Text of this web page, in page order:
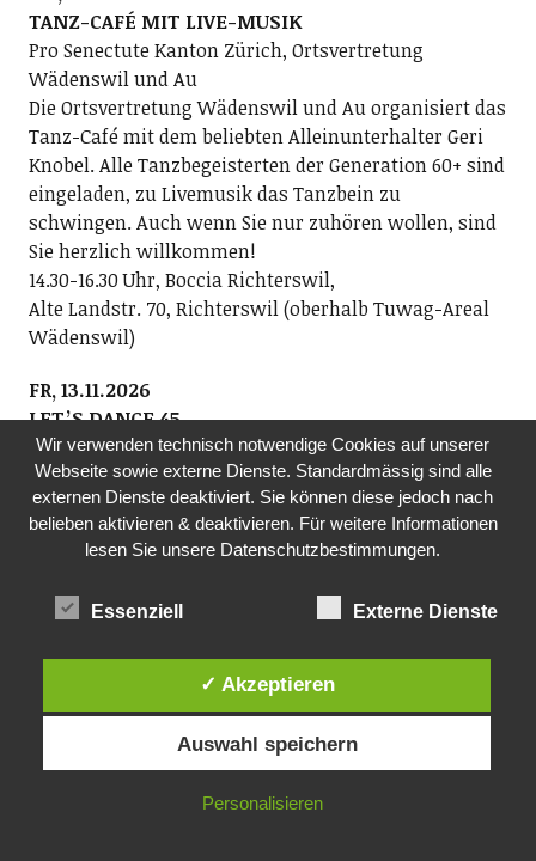
TANZ-CAFÉ MIT LIVE-MUSIK
Pro Senectute Kanton Zürich, Ortsvertretung
Wädenswil und Au
Die Ortsvertretung Wädenswil und Au organisiert das
Tanz-Café mit dem beliebten Alleinunterhalter Geri
Knobel. Alle Tanzbegeisterten der Generation 60+ sind
eingeladen, zu Livemusik das Tanzbein zu
schwingen. Auch wenn Sie nur zuhören wollen, sind
Sie herzlich willkommen!
14.30-16.30 Uhr, Boccia Richterswil,
Alte Landstr. 70, Richterswil (oberhalb Tuwag-Areal
Wädenswil)
FR, 13.11.2026
LETʼS DANCE 45
Verein Letʼs Dance 45 und Sust1840
Wir spielen für Alt und Jung Hits aus der Zeit der
Original-Vinyl-Single 1960ʻs bis 1980ʻs und laden Euch
zum Tanzen ein! Eintritt CHF 20.- (epochengerecht in
20.00-00.00 Uhr, Sust 1840, Seestrasse 90, Wädenswil
Brass Band Posaunenchor Wädenswil
KONZERTBRASS BAND POSAUNENCHOR
Wir verwenden technisch notwendige Cookies auf unserer
Webseite sowie externe Dienste. Standardmässig sind alle
externen Dienste deaktiviert. Sie können diese jedoch nach
belieben aktivieren & deaktivieren. Für weitere Informationen
lesen Sie unsere Datenschutzbestimmungen.
Essenziell Externe Dienste
✓ Akzeptieren
Auswahl speichern
Personalisieren